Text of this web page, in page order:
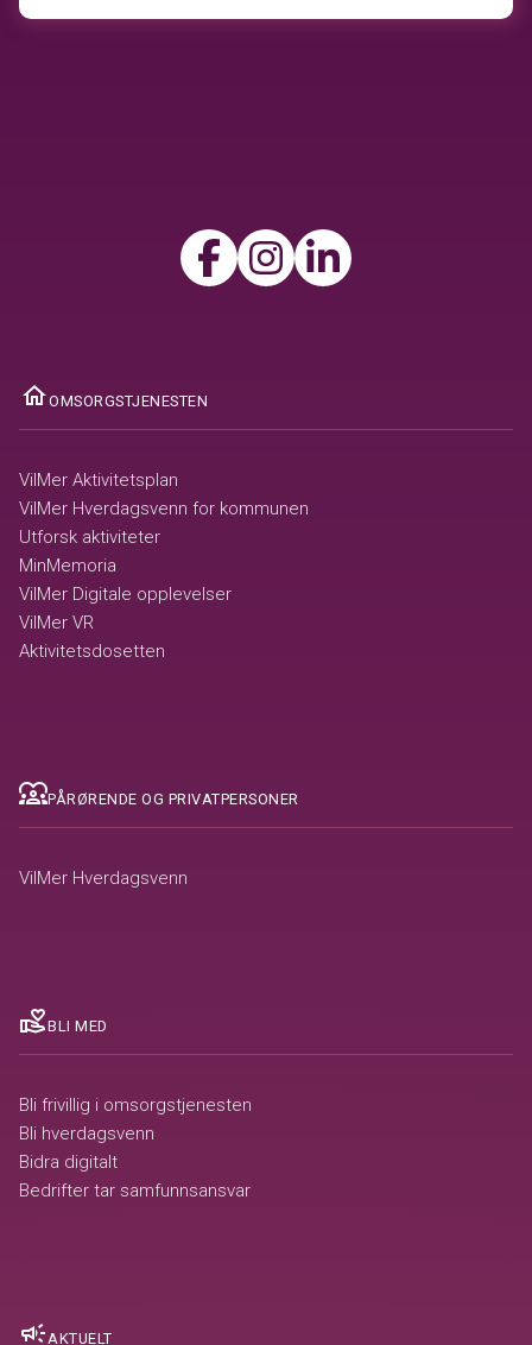
OMSORGSTJENESTEN
VilMer Aktivitetsplan
VilMer Hverdagsvenn for kommunen
Utforsk aktiviteter
MinMemoria
VilMer Digitale opplevelser
VilMer VR
Aktivitetsdosetten
diversity_1PÅRØRENDE OG PRIVATPERSONER
VilMer Hverdagsvenn
volunteer_activismBLI MED
Bli frivillig i omsorgstjenesten
Bli hverdagsvenn
Bidra digitalt
Bedrifter tar samfunnsansvar
campaignAKTUELT